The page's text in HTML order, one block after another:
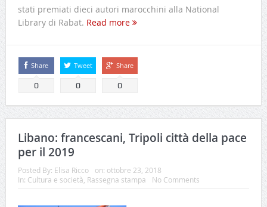
stati premiati dieci autori marocchini alla National
Library di Rabat. Read more
Share
0
Tweet
0
Share
0
Libano: francescani, Tripoli città della pace
per il 2019
Posted By: Elisa Ricco on: ottobre 23, 2018
In: Cultura e società Rassegna stampa No Comments